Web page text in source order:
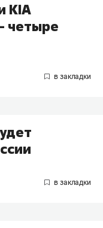
KIA
четыре